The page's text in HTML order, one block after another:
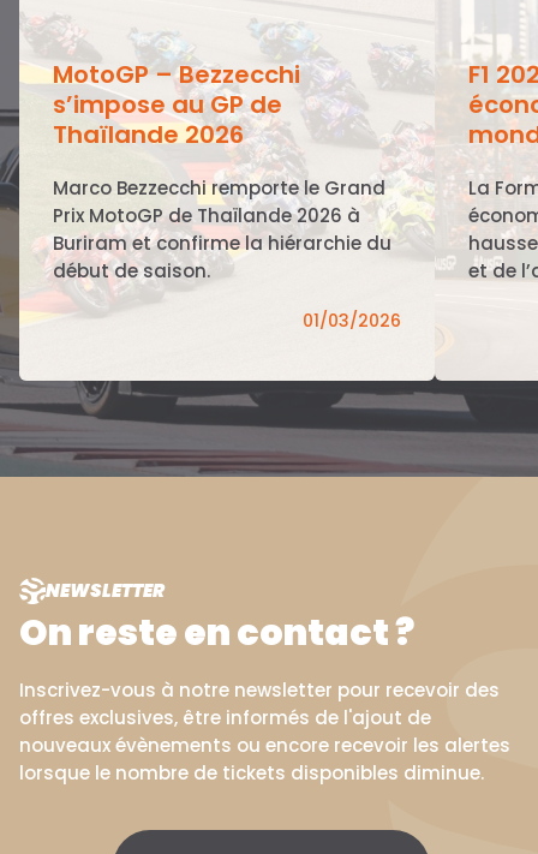
MotoGP – Bezzecchi
s’impose au GP de
Thaïlande 2026
Marco Bezzecchi remporte le Grand
Prix MotoGP de Thaïlande 2026 à
Buriram et confirme la hiérarchie du
début de saison.
01/03/2026
F1
La
et de
NEWSLETTER
On reste en contact ?
Inscrivez-vous à notre newsletter pour recevoir des
offres exclusives, être informés de l'ajout de
nouveaux évènements ou encore recevoir les alertes
lorsque le nombre de tickets disponibles diminue.